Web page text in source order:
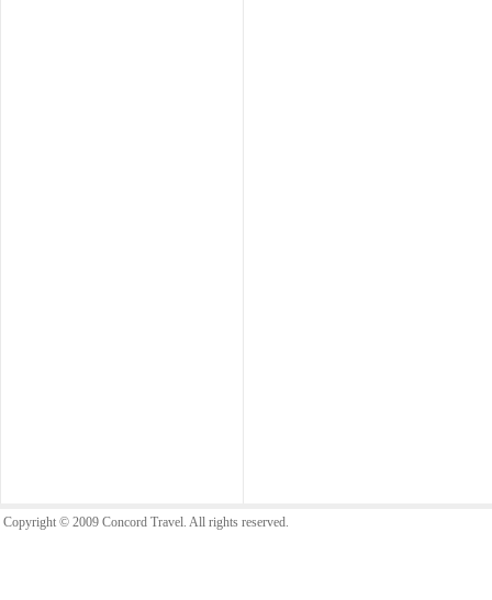
Copyright © 2009 Concord Travel. All rights reserved.